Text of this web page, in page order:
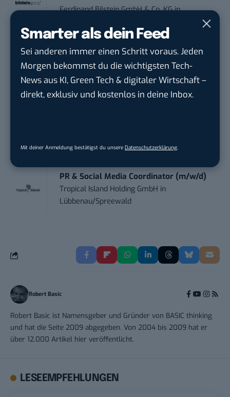
Smarter als dein Feed
Sei anderen immer einen Schritt voraus. Jeden
Morgen bekommst du die wichtigsten Tech-
News aus KI, Green Tech & digitaler Wirtschaft –
direkt, exklusiv und kostenlos in deine Inbox.
Mit deiner Anmeldung bestätigst du unsere Datenschutzerklärung.
Ferdinand Bilstein GmbH & Co. KGin
PR & Social Media Coordinator (m/w/d)
Tropical Island Holding GmbHinKönigs
Wusterhausen
Offenburg
PR & Social Media Coordinator (m/w/d)
Tropical Island Holding GmbH in
Lübbenau/Spreewald
Robert Basic
Robert Basic ist Namensgeber und Gründer von BASIC thinking
und hat die Seite 2009 abgegeben. Von 2004 bis 2009 hat er
über 12.000 Artikel hier veröffentlicht.
LESEEMPFEHLUNGEN